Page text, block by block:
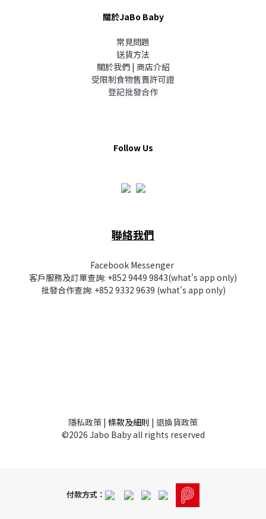
關於JaBo Baby
常見問題
送貨方法
關於我們 | 商店介紹
受限制食物售賣許可證
登記批發合作
Follow Us
聯絡我們
Facebook Messenger
客戶服務及訂單查詢: +852 9449 9843(what's app only)
批發合作查詢: +852 9332 9639 (what's app only)
隱私政策 | 條款及細則 | 退換貨政策
©2026 Jabo Baby all rights reserved
付款方式：